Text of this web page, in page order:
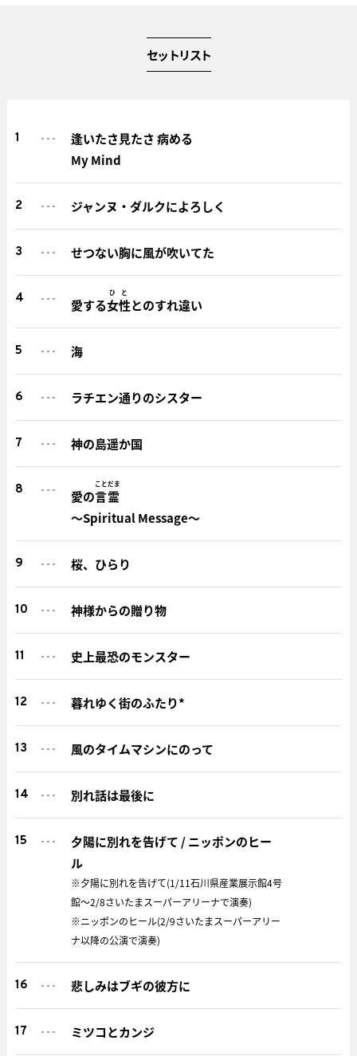
セットリスト
1
逢いたさ見たさ 病める
My Mind
2 ジャンヌ・ダルクによろしく
3 せつない胸に風が吹いてた
4 愛する女性
ひと
とのすれ違い
5 海
6 ラチエン通りのシスター
7 神の島遥か国
8 愛の言霊
ことだま
～Spiritual Message～
9 桜、ひらり
10 神様からの贈り物
11 史上最恐のモンスター
12 暮れゆく街のふたり*
13 風のタイムマシンにのって
14 別れ話は最後に
15
夕陽に別れを告げて / ニッポンのヒー
ル
※夕陽に別れを告げて(1/11石川県産業展示館4号
館〜2/8さいたまスーパーアリーナで演奏)
※ニッポンのヒール(2/9さいたまスーパーアリー
ナ以降の公演で演奏)
16 悲しみはブギの彼方に
17 ミツコとカンジ